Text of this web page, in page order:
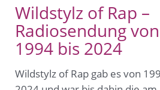
Wildstylz of Rap –
Radiosendung von
1994 bis 2024
Wildstylz of Rap gab es von